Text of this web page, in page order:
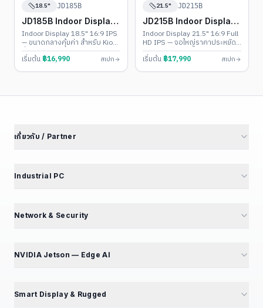
18.5" JD185B
JD185B Indoor Display
Touch PC
Indoor Display 18.5" 16:9 IPS
— ขนาดกลางคุ้มค่า สำหรับ Kiosk
ทั่วไป • Monitor / Android 11-13
/ Windows 10-11
เริ่มต้น ฿16,990 สเปก
21.5" JD215B
JD215B Indoor Display
Touch PC
Indoor Display 21.5" 16:9 Full
HD IPS — จอใหญ่ราคาประหยัด •
Monitor / Android 11-13 /
Windows 10-11
เริ่มต้น ฿17,990 สเปก
เกี่ยวกับ / Partner
นักลงทุนสัมพันธ์
ร่วมงานกับเรา — เปิดรับ 5 ตำแหน่ง
Industrial PC
Mini PC — Office & SME
UPC Series — LEGO Modular
Network & Security
GT194L — 2.5G Best Seller
NVIDIA Jetson — Edge AI
📦 แคตตาล็อกผลิตภัณฑ์
Smart Display & Rugged